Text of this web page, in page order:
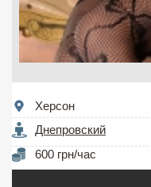
Херсон
Днепровский
600 грн/час